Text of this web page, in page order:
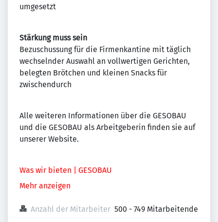
umgesetzt
Stärkung muss sein
Bezuschussung für die Firmenkantine mit täglich
wechselnder Auswahl an vollwertigen Gerichten,
belegten Brötchen und kleinen Snacks für
zwischendurch
Alle weiteren Informationen über die GESOBAU
und die GESOBAU als Arbeitgeberin finden sie auf
unserer Website.
Was wir bieten | GESOBAU
Mehr anzeigen
Anzahl der Mitarbeiter 500 - 749 Mitarbeitende